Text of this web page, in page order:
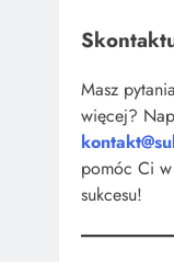
Masz
więcej?
pomóc Ci
sukcesu!